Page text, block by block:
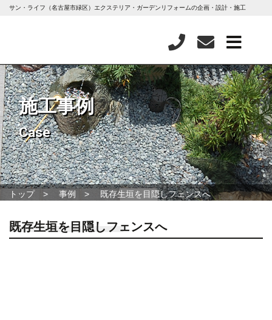
サン・ライフ（名古屋市緑区）エクステリア・ガーデンリフォームの企画・設計・施工
施工事例
Case
トップ 事例 既存生垣を目隠しフェンスへ
既存生垣を目隠しフェンスへ